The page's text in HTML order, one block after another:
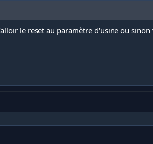
le reset au paramètre d'usine ou